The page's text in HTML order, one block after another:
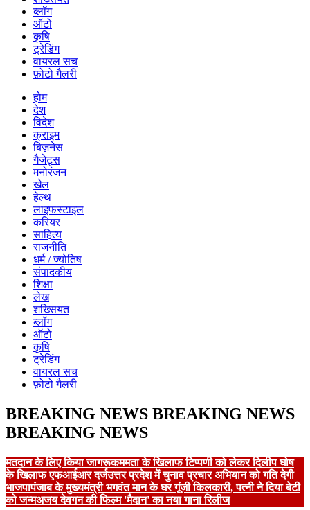
ब्लॉग
ऑटो
कृषि
ट्रेडिंग
वायरल सच
फ़ोटो गैलरी
होम
देश
विदेश
क्राइम
बिज़नेस
गैजेट्स
मनोरंजन
खेल
हेल्थ
लाइफस्टाइल
करियर
साहित्य
राजनीति
धर्म / ज्योतिष
संपादकीय
शिक्षा
लेख
शख्सियत
ब्लॉग
ऑटो
कृषि
ट्रेडिंग
वायरल सच
फ़ोटो गैलरी
BREAKING NEWS BREAKING NEWS
BREAKING NEWS
मतदान के लिए किया जागरूकममता के खिलाफ टिप्पणी को लेकर दिलीप घोष
के खिलाफ एफआईआर दर्जउत्तर प्रदेश में चुनाव प्रचार अभियान को गति देगी
भाजपापंजाब के मुख्यमंत्री भगवंत मान के घर गूंजी किलकारी, पत्नी ने दिया बेटी
को जन्मअजय देवगन की फिल्म 'मैदान' का नया गाना रिलीज